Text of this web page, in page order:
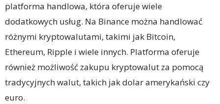
platforma handlowa, która oferuje wiele
dodatkowych usług. Na Binance można handlować
różnymi kryptowalutami, takimi jak Bitcoin,
Ethereum, Ripple i wiele innych. Platforma oferuje
również możliwość zakupu kryptowalut za pomocą
tradycyjnych walut, takich jak dolar amerykański czy
euro.